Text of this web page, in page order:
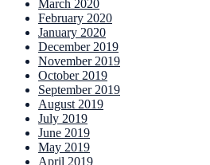
March 2020
February 2020
January 2020
December 2019
November 2019
October 2019
September 2019
August 2019
July 2019
June 2019
May 2019
April 2019